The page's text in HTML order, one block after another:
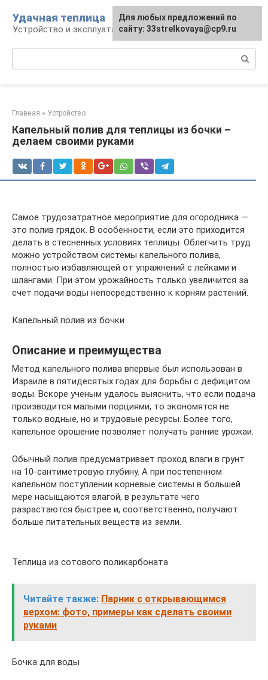
контенту
Удачная теплица
Устройство и эксплуатация теплиц
Главная » Устройство
Капельный полив для теплицы из бочки –
делаем своими руками
Самое трудозатратное мероприятие для огородника —
это полив грядок. В особенности, если это приходится
делать в стесненных условиях теплицы. Облегчить труд
можно устройством системы капельного полива,
полностью избавляющей от упражнений с лейками и
шлангами. При этом урожайность только увеличится за
счет подачи воды непосредственно к корням растений.
Капельный полив из бочки
Описание и преимущества
Метод капельного полива впервые был использован в
Израиле в пятидесятых годах для борьбы с дефицитом
воды. Вскоре ученым удалось выяснить, что если подача
производится малыми порциями, то экономятся не
только водные, но и трудовые ресурсы. Более того,
капельное орошение позволяет получать ранние урожаи.
Обычный полив предусматривает проход влаги в грунт
на 10-сантиметровую глубину. А при постепенном
капельном поступлении корневые системы в большей
мере насыщаются влагой, в результате чего
разрастаются быстрее и, соответственно, получают
больше питательных веществ из земли.
Теплица из сотового поликарбоната
Читайте также: Парник с открывающимся
верхом: фото, примеры как сделать своими
руками
Бочка для воды
Для любых предложений по
сайту: 33strelkovaya@cp9.ru